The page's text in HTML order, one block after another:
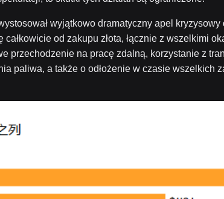
wyjątkowo dramatyczny apel
od zakupu złota, łącznie z wszelkimi
przechodzenie na pracę zdalną, korzystanie z
paliwa, a także o odłożenie w czasie wszelkich